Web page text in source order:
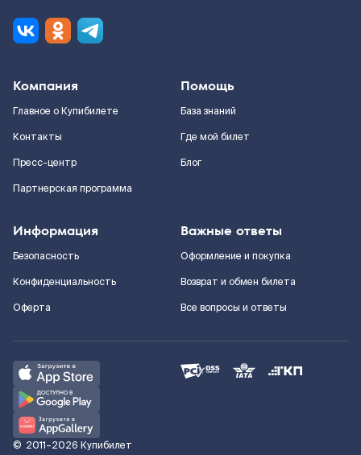
Компания
Главное о Купибилете
Контакты
Пресс-центр
Партнерская программа
Помощь
База знаний
Где мой билет
Блог
Информация
Безопасность
Конфиденциальность
Оферта
Важные ответы
Оформление и покупка
Возврат и обмен билета
Все вопросы и ответы
© 2011–2026 Купибилет